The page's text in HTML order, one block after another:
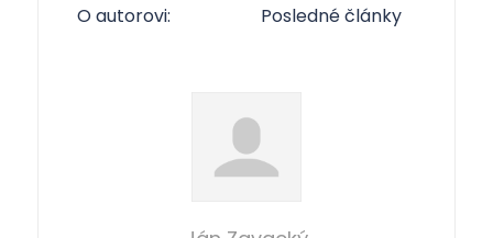
O autorovi: Posledné články